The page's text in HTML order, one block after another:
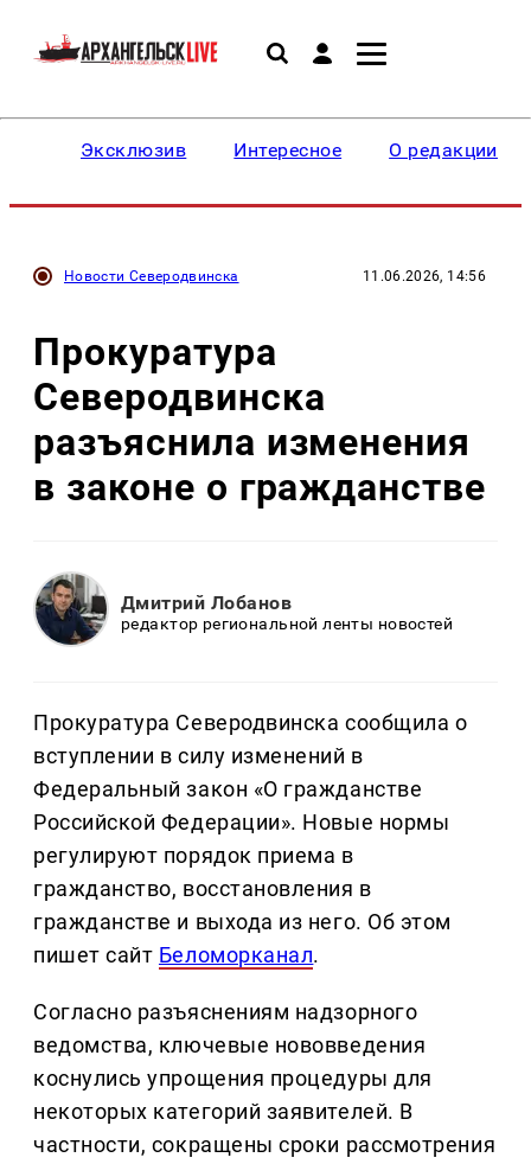
Эксклюзив Интересное О редакции
Новости Северодвинска 11.06.2026, 14:56
Прокуратура
Северодвинска
разъяснила изменения
в законе о гражданстве
Дмитрий Лобанов
редактор региональной ленты новостей
Прокуратура Северодвинска сообщила о
вступлении в силу изменений в
Федеральный закон «О гражданстве
Российской Федерации». Новые нормы
регулируют порядок приема в
гражданство, восстановления в
гражданстве и выхода из него. Об этом
пишет сайт Беломорканал.
Согласно разъяснениям надзорного
ведомства, ключевые нововведения
коснулись упрощения процедуры для
некоторых категорий заявителей. В
частности, сокращены сроки рассмотрения